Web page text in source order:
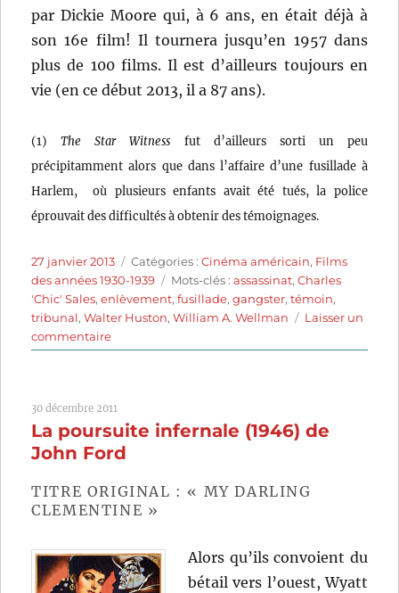
par Dickie Moore qui, à 6 ans, en était déjà à
son 16e film! Il tournera jusqu’en 1957 dans
plus de 100 films. Il est d’ailleurs toujours en
vie (en ce début 2013, il a 87 ans).
(1)The Star Witness fut d’ailleurs sorti un peu
précipitamment alors que dans l’affaire d’une fusillade à
Harlem, où plusieurs enfants avait été tués, la police
éprouvait des difficultés à obtenir des témoignages.
Publié
le
27 janvier 2013 Catégories
Catégories :Cinéma américain, Films
des années 1930-1939
Étiquettes
Mots-clés :assassinat,Charles
'Chic' Sales,enlèvement,fusillade,gangster,témoin,
tribunal,Walter Huston,William A. Wellman
Laisser un
commentairesur
The
(1931)
de
William
Wellman
30 décembre 2011
La poursuite infernale (1946) de
John Ford
TITRE ORIGINAL : « MY DARLING
CLEMENTINE »
Alors qu’ils convoient du
bétail vers l’ouest, Wyatt